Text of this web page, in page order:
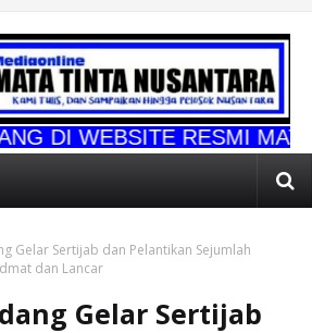
RESMI MATA TINTA
Gelar Sertijab dan Pelantikan Sejumlah
dan Lancar
Gelar Sertijab